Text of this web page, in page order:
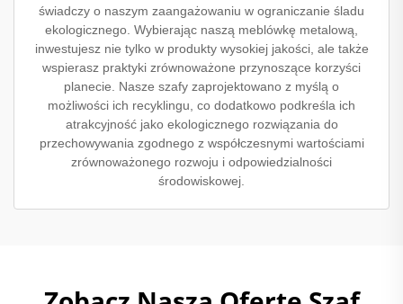
świadczy o naszym zaangażowaniu w ograniczanie śladu
ekologicznego. Wybierając naszą meblówkę metalową,
inwestujesz nie tylko w produkty wysokiej jakości, ale także
wspierasz praktyki zrównoważone przynoszące korzyści
planecie. Nasze szafy zaprojektowano z myślą o
możliwości ich recyklingu, co dodatkowo podkreśla ich
atrakcyjność jako ekologicznego rozwiązania do
przechowywania zgodnego z współczesnymi wartościami
zrównoważonego rozwoju i odpowiedzialności
środowiskowej.